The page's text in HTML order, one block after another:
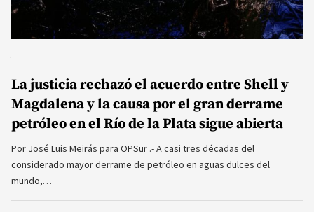
La justicia rechazó el acuerdo entre Shell y
Magdalena y la causa por el gran derrame
petróleo en el Río de la Plata sigue abierta
Por José Luis Meirás para OPSur .- A casi tres décadas del
considerado mayor derrame de petróleo en aguas dulces del
mundo,…